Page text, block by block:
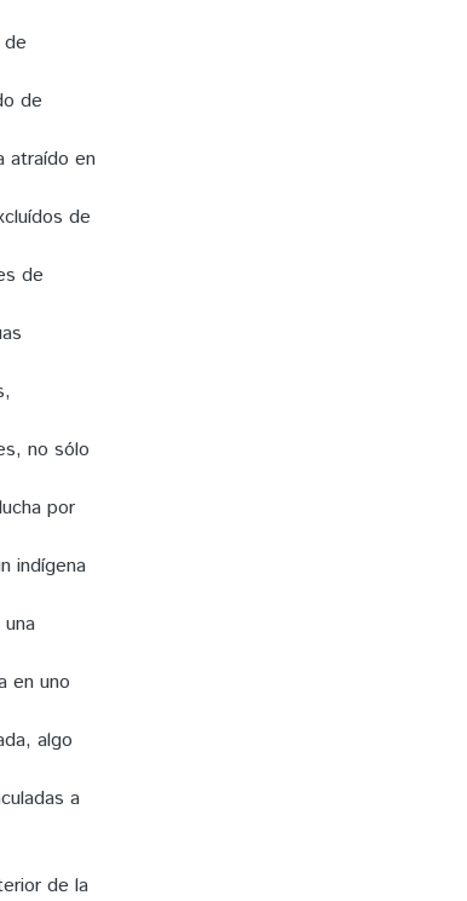
de
atraído en
de
de
no sólo
por
indígena
en uno
algo
a
de la